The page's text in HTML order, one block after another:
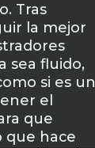
Tras
la mejor
sea fluido,
si es un
el
que
que hace